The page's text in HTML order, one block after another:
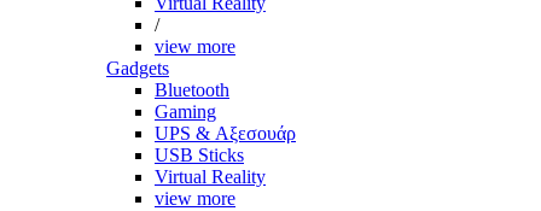
/
view more
Gadgets
Bluetooth
Gaming
UPS & Αξεσουάρ
USB Sticks
Virtual Reality
view more